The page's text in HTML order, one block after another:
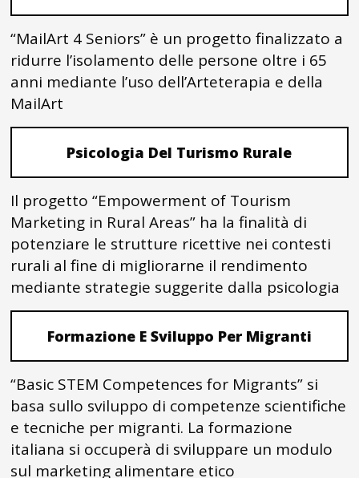
“MailArt 4 Seniors” è un progetto finalizzato a
ridurre l’isolamento delle persone oltre i 65
anni mediante l’uso dell’Arteterapia e della
MailArt
Psicologia Del Turismo Rurale
Il progetto “Empowerment of Tourism
Marketing in Rural Areas” ha la finalità di
potenziare le strutture ricettive nei contesti
rurali al fine di migliorarne il rendimento
mediante strategie suggerite dalla psicologia
Formazione E Sviluppo Per Migranti
“Basic STEM Competences for Migrants” si
basa sullo sviluppo di competenze scientifiche
e tecniche per migranti. La formazione
italiana si occuperà di sviluppare un modulo
sul marketing alimentare etico